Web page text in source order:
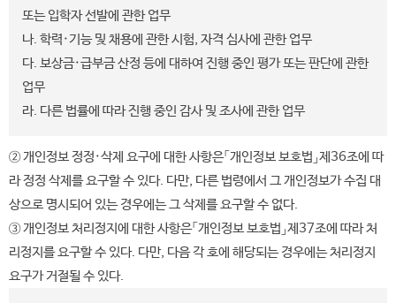
또는 입학자 선발에 관한 업무
나. 학력·기능 및 채용에 관한 시험, 자격 심사에 관한 업무
다. 보상금·급부금 산정 등에 대하여 진행 중인 평가 또는 판단에 관한
업무
라. 다른 법률에 따라 진행 중인 감사 및 조사에 관한 업무
② 개인정보 정정·삭제 요구에 대한 사항은「개인정보 보호법」제36조에 따
라 정정 삭제를 요구할 수 있다. 다만, 다른 법령에서 그 개인정보가 수집 대
상으로 명시되어 있는 경우에는 그 삭제를 요구할 수 없다.
③ 개인정보 처리정지에 대한 사항은「개인정보 보호법」제37조에 따라 처
리정지를 요구할 수 있다. 다만, 다음 각 호에 해당되는 경우에는 처리정지
요구가 거절될 수 있다.